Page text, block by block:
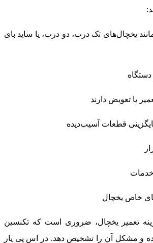
یخچال‌های تک درب، دو درب، یا ساید بای
یا تعویض دارند
قطعات آسیب‌دیده
خاص یخچال
تعمیر یخچال، ضروری است که تکنسین
و مشکل آن را تشخیص دهد. در اس پی یار